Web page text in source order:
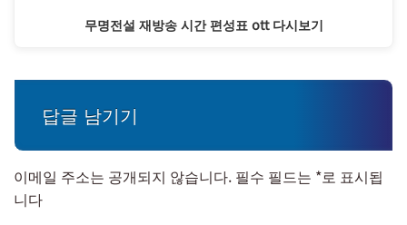
무명전설 재방송 시간 편성표 ott 다시보기
답글 남기기
이메일 주소는 공개되지 않습니다. 필수 필드는 *로 표시됩
니다